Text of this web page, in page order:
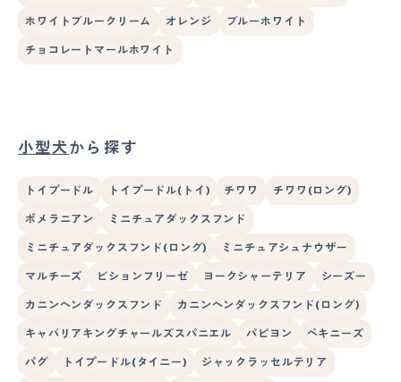
ホワイトブルークリーム オレンジ ブルーホワイト
チョコレートマールホワイト
小型犬から探す
トイプードル トイプードル(トイ) チワワ チワワ(ロング)
ポメラニアン ミニチュアダックスフンド
ミニチュアダックスフンド(ロング) ミニチュアシュナウザー
マルチーズ ビションフリーゼ ヨークシャーテリア シーズー
カニンヘンダックスフンド カニンヘンダックスフンド(ロング)
キャバリアキングチャールズスパニエル パピヨン ペキニーズ
パグ トイプードル(タイニー) ジャックラッセルテリア